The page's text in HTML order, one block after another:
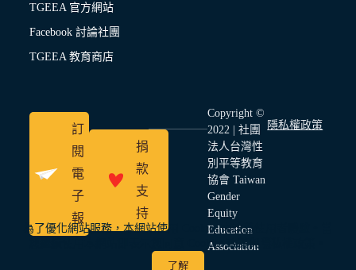
為了優化網站服務，本網站使用 Cookies 來改善使用者體驗。當
您繼續使用本網站即表示您同意 Cookies 政策與隱私權政策。
了解
TGEEA 官方網站
Facebook 討論社團
TGEEA 教育商店
訂
閱
電
子
報
捐
款
支
持
Copyright ©
2022 | 社團
法人台灣性
別平等教育
協會 Taiwan
Gender
Equity
Education
Association
隱私權政策